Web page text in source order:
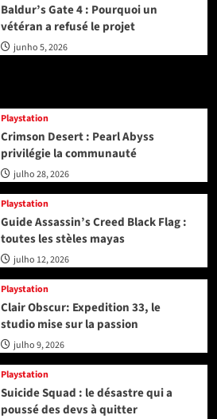
Baldur’s Gate 4 : Pourquoi un
vétéran a refusé le projet
junho 5, 2026
Playstation
Crimson Desert : Pearl Abyss
privilégie la communauté
julho 28, 2026
Playstation
Guide Assassin’s Creed Black Flag :
toutes les stèles mayas
julho 12, 2026
Playstation
Clair Obscur: Expedition 33, le
studio mise sur la passion
julho 9, 2026
Playstation
Suicide Squad : le désastre qui a
poussé des devs à quitter